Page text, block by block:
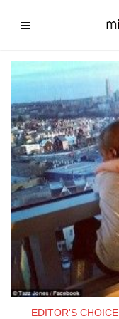
EDITOR'S CHOICE